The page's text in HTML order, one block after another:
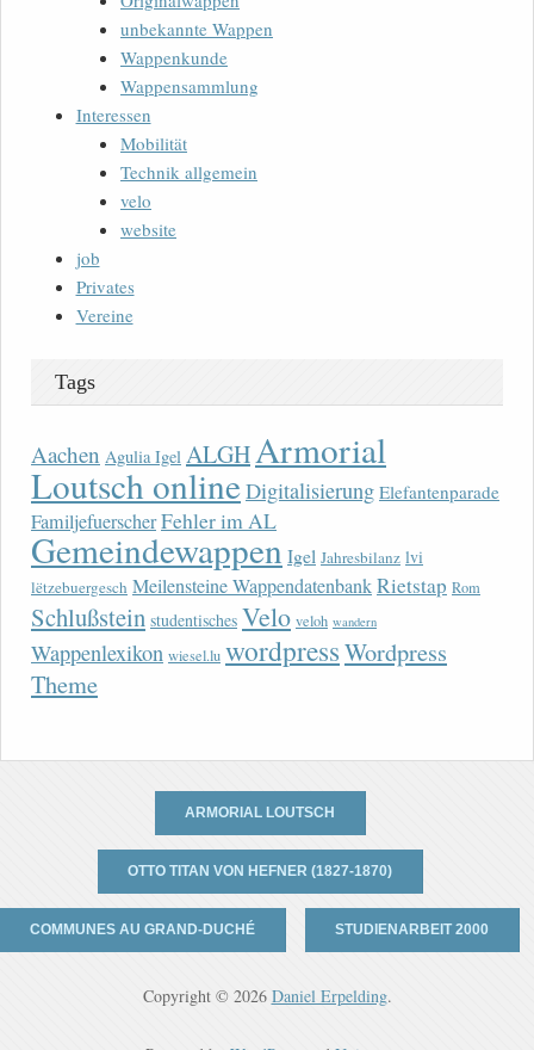
unbekannte Wappen
Wappenkunde
Wappensammlung
Interessen
Mobilität
Technik allgemein
velo
website
job
Privates
Vereine
Tags
Aachen Agulia Igel ALGH Armorial
Loutsch onlineDigitalisierung Elefantenparade
FamiljefuerscherFehler im AL
Gemeindewappen Igel Jahresbilanz lvi
lëtzebuergesch Meilensteine WappendatenbankRietstap Rom
Schlußstein studentisches Velo veloh wandern
Wappenlexikon wiesel.lu wordpressWordpress
Theme
ARMORIAL LOUTSCH
OTTO TITAN VON HEFNER (1827-1870)
COMMUNES AU GRAND-DUCHÉ STUDIENARBEIT 2000
Copyright © 2026 Daniel Erpelding.